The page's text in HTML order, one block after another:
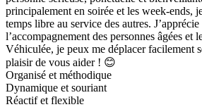
principalement en soirée et les week-ends,
temps libre au service des autres.
l’accompagnement des personnes âgées et
Véhiculée, je peux me déplacer facilement
plaisir de vous aider ! 😊
Organisé et méthodique
Dynamique et souriant
Réactif et flexible